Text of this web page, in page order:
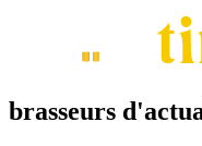
brasseurs